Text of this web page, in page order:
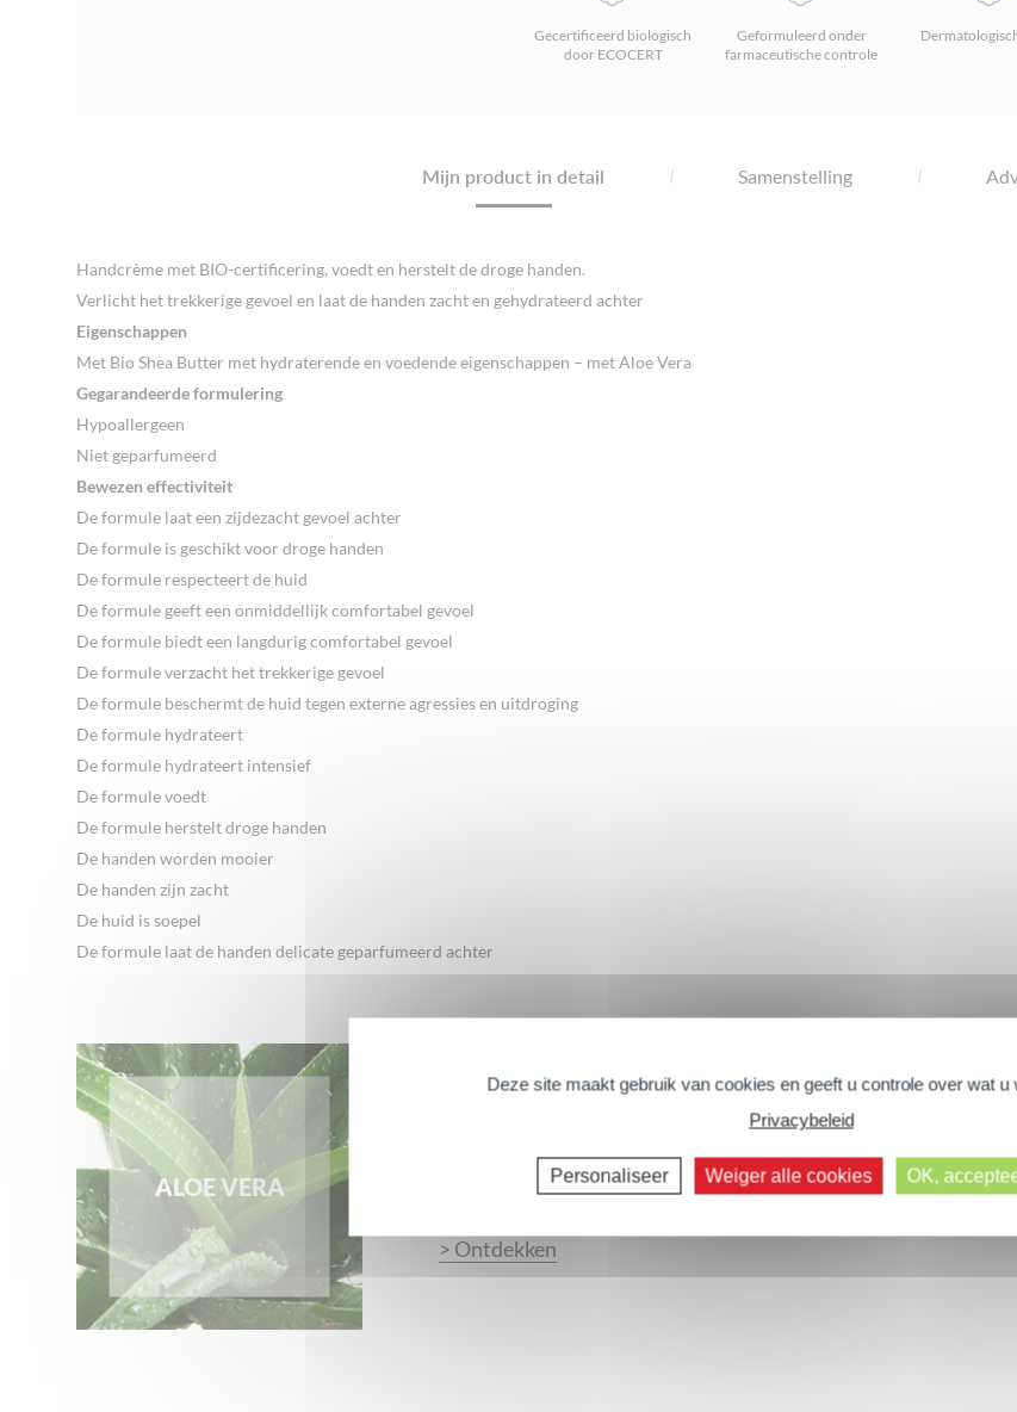
Gecertificeerd biologisch
door ECOCERT
Geformuleerd onder
farmaceutische controle
Mijn product in detail Samenstelling
Handcrème met BIO-certificering, voedt en herstelt de droge handen.
Verlicht het trekkerige gevoel en laat de handen zacht en gehydrateerd achter
Eigenschappen
Met Bio Shea Butter met hydraterende en voedende eigenschappen – met Aloe Vera
Gegarandeerde formulering
Hypoallergeen
Niet geparfumeerd
Bewezen effectiviteit
De formule laat een zijdezacht gevoel achter
De formule is geschikt voor droge handen
De formule respecteert de huid
De formule geeft een onmiddellijk comfortabel gevoel
De formule biedt een langdurig comfortabel gevoel
De formule verzacht het trekkerige gevoel
De formule beschermt de huid tegen externe agressies en uitdroging
De formule hydrateert
De formule hydrateert intensief
De formule voedt
De formule herstelt droge handen
De handen worden mooier
De handen zijn zacht
De huid is soepel
De formule laat de handen delicate geparfumeerd achter
ALOE VERA
De Aloe Vera, de plant met vele deugden...
> Ontdekken
Je recommande cette crème : elle hydrate très
Deze site maakt gebruik van cookies en geeft u controle over wat u
Privacybeleid
Personaliseer Weiger alle cookies OK,